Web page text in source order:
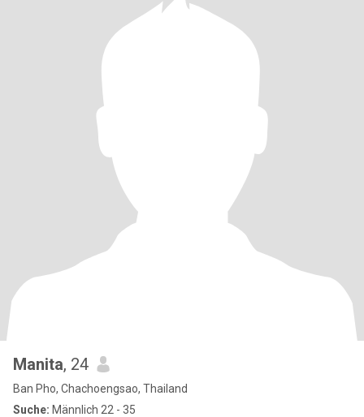
Manita, 24
Ban Pho, Chachoengsao, Thailand
Suche: Männlich 22 - 35